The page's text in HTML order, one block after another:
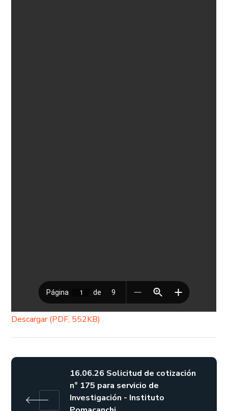
Descargar (PDF, 552KB)
16.06.26 Solicitud de cotización
n° 175 para servicio de
Investigación - Instituto